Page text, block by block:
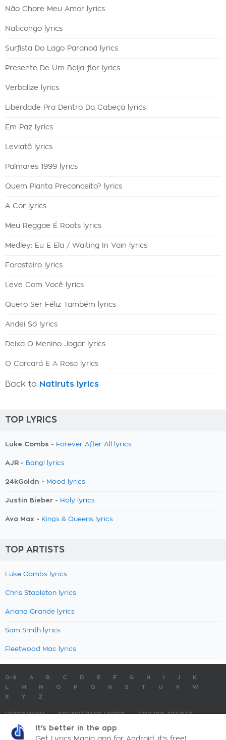
Não Chore Meu Amor lyrics
Naticongo lyrics
Surfista Do Lago Paranoá lyrics
Presente De Um Beija-flor lyrics
Verbalize lyrics
Liberdade Pra Dentro Da Cabeça lyrics
Em Paz lyrics
Leviatã lyrics
Palmares 1999 lyrics
Quem Planta Preconceito? lyrics
A Cor lyrics
Meu Reggae É Roots lyrics
Medley: Eu E Ela / Waiting In Vain lyrics
Forasteiro lyrics
Leve Com Você lyrics
Quero Ser Féliz Também lyrics
Andei Só lyrics
Deixa O Menino Jogar lyrics
O Carcará E A Rosa lyrics
Back to Natiruts lyrics
TOP LYRICS
Luke Combs - Forever After All lyrics
AJR - Bang! lyrics
24kGoldn - Mood lyrics
Justin Bieber - Holy lyrics
Ava Max - Kings & Queens lyrics
TOP ARTISTS
Luke Combs lyrics
Chris Stapleton lyrics
Ariana Grande lyrics
Sam Smith lyrics
Fleetwood Mac lyrics
0-9 A B C D E F G H J
K
M N O P Q R S T U V
W
X
Y Z
LYRICSMANIA SOUNDTRACK LYRICS
TOP 100 ARTISTS
TOP 100 LYRICS
It's better in the app